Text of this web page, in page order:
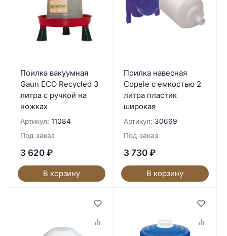
Поилка вакуумная
Gaun ECO Recycled 3
литра с ручкой на
ножках
Артикул: 11084
Под заказ
3 620 ₽
В корзину
Поилка навесная
Copele с емкостью 2
литра пластик
широкая
Артикул: 30669
Под заказ
3 730 ₽
В корзину